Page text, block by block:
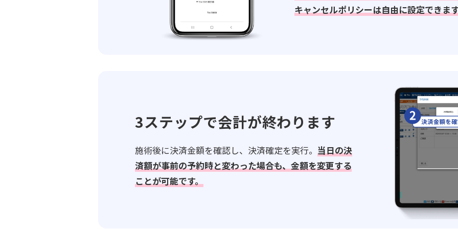
キャンセルポリシーは自由に設定できま
3ステップで会計が終わります
施術後に決済金額を確認し、決済確定を実行。 当日の決
済額が事前の予約時と変わった場合も、金額を変更する
ことが可能です。